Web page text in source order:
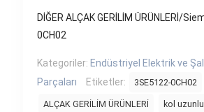
DİĞER ALÇAK GERİLİM ÜRÜNLERİ/
0CH02
Kategoriler: Endüstriyel Elektrik ve
Parçaları
Etiketler: 3SE5122-0CH02
ALÇAK GERİLİM ÜRÜNLERİ kol